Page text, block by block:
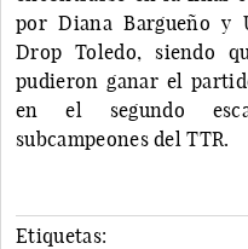
por Diana Bargueño y
Drop Toledo, siendo
pudieron ganar el
en el segundo
subcampeones del TTR.
Etiquetas: